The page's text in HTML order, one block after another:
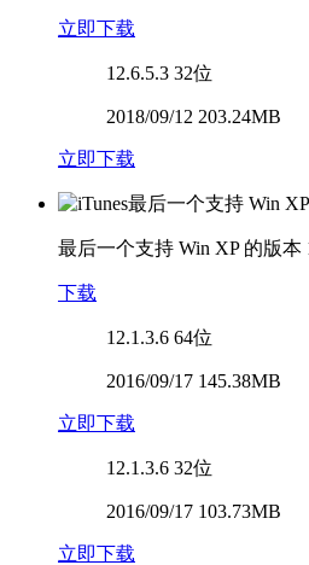
立即下载
12.6.5.3 32位
2018/09/12 203.24MB
立即下载
最后一个支持 Win XP 的版本
下载
12.1.3.6 64位
2016/09/17 145.38MB
立即下载
12.1.3.6 32位
2016/09/17 103.73MB
立即下载